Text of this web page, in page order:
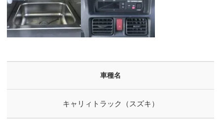
車種名
キャリィトラック（スズキ）